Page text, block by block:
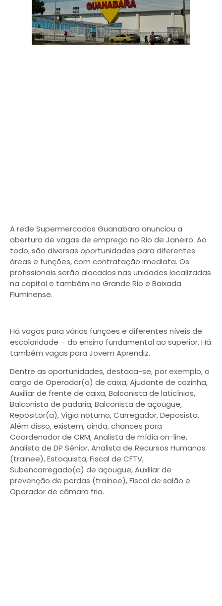
A rede Supermercados Guanabara anunciou a
abertura de vagas de emprego no Rio de Janeiro. Ao
todo, são diversas oportunidades para diferentes
áreas e funções, com contratação imediata. Os
profissionais serão alocados nas unidades localizadas
na capital e também na Grande Rio e Baixada
Fluminense.
Há vagas para várias funções e diferentes níveis de
escolaridade – do ensino fundamental ao superior. Há
também vagas para Jovem Aprendiz.
Dentre as oportunidades, destaca-se, por exemplo, o
cargo de Operador(a) de caixa, Ajudante de cozinha,
Auxiliar de frente de caixa, Balconista de laticínios,
Balconista de padaria, Balconista de açougue,
Repositor(a), Vigia noturno, Carregador, Deposista.
Além disso, existem, ainda, chances para
Coordenador de CRM, Analista de mídia on-line,
Analista de DP Sênior, Analista de Recursos Humanos
(trainee), Estoquista, Fiscal de CFTV,
Subencarregado(a) de açougue, Auxiliar de
prevenção de perdas (trainee), Fiscal de salão e
Operador de câmara fria.